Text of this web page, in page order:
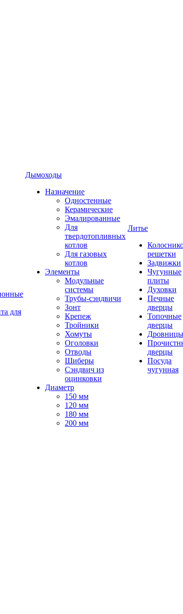
для
Дымоходы
Назначение
Одностенные
Керамические
Эмалированные
Для
твердотопливных
котлов
Для газовых
котлов
Элементы
Модульные
системы
Трубы-сэндвичи
Зонт
Крепеж
Тройники
Хомуты
Оголовки
Отводы
Шиберы
Сэндвич из
оцинковки
Диаметр
150 мм
120 мм
180 мм
200 мм
Литье
решетки
Задвижки
Чугунные
плиты
Духовки
Печные
дверцы
Топочные
дверцы
Дровницы
дверцы
Посуда
чугунная